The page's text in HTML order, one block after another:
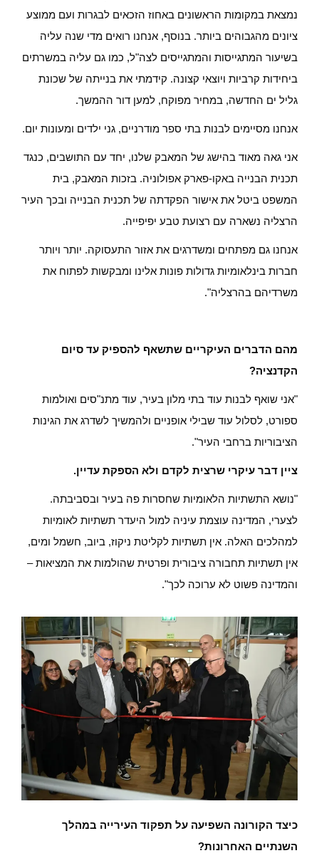
נמצאת במקומות הראשונים באחוז הזכאים לבגרות ועם ממוצע
ציונים מהגבוהים ביותר. בנוסף, אנחנו רואים מדי שנה עליה
בשיעור המתגייסות והמתגייסים לצה"ל, כמו גם עליה במשרתים
ביחידות קרביות ויוצאי קצונה. קידמתי את בנייתה של שכונת
גליל ים החדשה, במחיר מפוקח, למען דור ההמשך.
אנחנו מסיימים לבנות בתי ספר מודרניים, גני ילדים ומעונות יום.
אני גאה מאוד בהישג של המאבק שלנו, יחד עם התושבים, כנגד
תכנית הבנייה באקו-פארק אפולוניה. בזכות המאבק, בית
המשפט ביטל את אישור הפקדתה של תכנית הבנייה ובכך העיר
הרצליה נשארה עם רצועת טבע יפיפייה.
אנחנו גם מפתחים ומשדרגים את אזור התעסוקה. יותר ויותר
חברות בינלאומיות גדולות פונות אלינו ומבקשות לפתוח את
משרדיהם בהרצליה".
מהם הדברים העיקריים שתשאף להספיק עד סיום
הקדנציה?
"אני שואף לבנות עוד בתי מלון בעיר, עוד מתנ"סים ואולמות
ספורט, לסלול עוד שבילי אופניים ולהמשיך לשדרג את הגינות
הציבוריות ברחבי העיר".
ציין דבר עיקרי שרצית לקדם ולא הספקת עדיין.
"נושא התשתיות הלאומיות שחסרות פה בעיר ובסביבתה.
לצערי, המדינה עוצמת עיניה למול היעדר תשתיות לאומיות
למהלכים האלה. אין תשתיות לקליטת ניקוז, ביוב, חשמל ומים,
אין תשתיות תחבורה ציבורית ופרטית שהולמות את המציאות –
והמדינה פשוט לא ערוכה לכך".
כיצד הקורונה השפיעה על תפקוד העירייה במהלך
השנתיים האחרונות?